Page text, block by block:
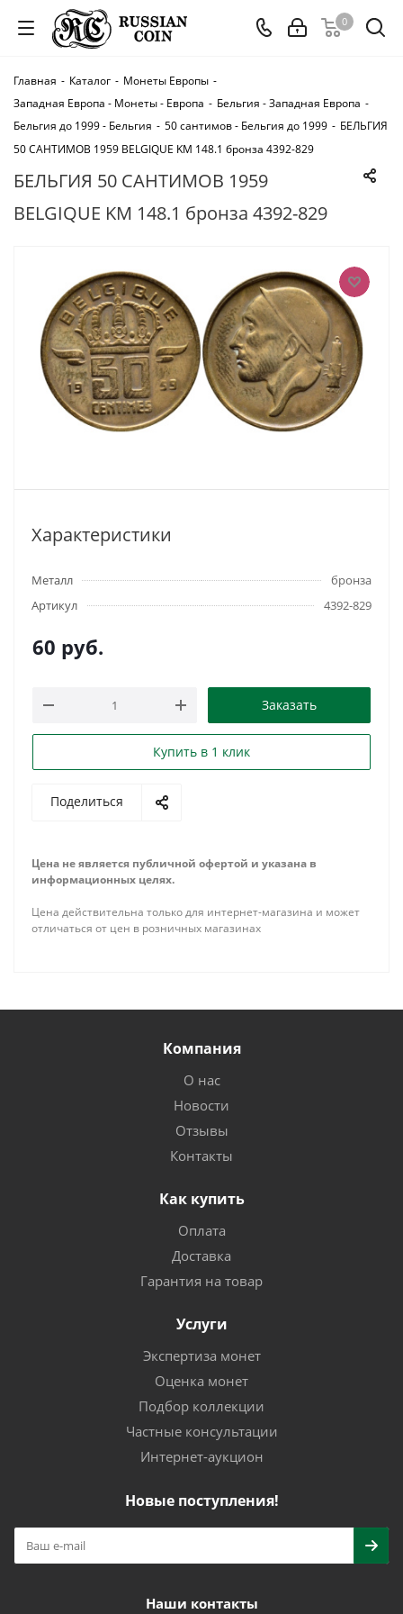
0
Главная - Каталог - Монеты Европы -
Западная Европа - Монеты - Европа - Бельгия - Западная Европа -
Бельгия до 1999 - Бельгия - 50 сантимов - Бельгия до 1999 - БЕЛЬГИЯ
50 САНТИМОВ 1959 BELGIQUE KM 148.1 бронза 4392-829
БЕЛЬГИЯ 50 САНТИМОВ 1959
BELGIQUE KM 148.1 бронза 4392-829
Характеристики
Металл
бронза
Артикул
4392-829
60 руб.
Заказать
Купить в 1 клик
Поделиться
Цена не является публичной офертой и указана в
информационных целях.
Цена действительна только для интернет-магазина и может
отличаться от цен в розничных магазинах
Компания
О нас
Новости
Отзывы
Контакты
Как купить
Оплата
Доставка
Гарантия на товар
Услуги
Экспертиза монет
Оценка монет
Подбор коллекции
Частные консультации
Интернет-аукцион
Новые поступления!
Наши контакты